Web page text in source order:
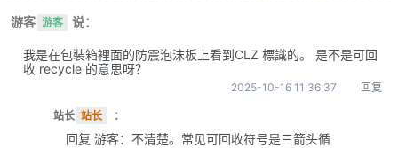
游客 游客 说：
我是在包裝箱裡面的防震泡沫板上看到CLZ 標識的。 是不是可回
收 recycle 的意思呀？
2025-10-16 11:36:37 回复
站长 站长 ：
回复 游客：不清楚。常见可回收符号是三箭头循